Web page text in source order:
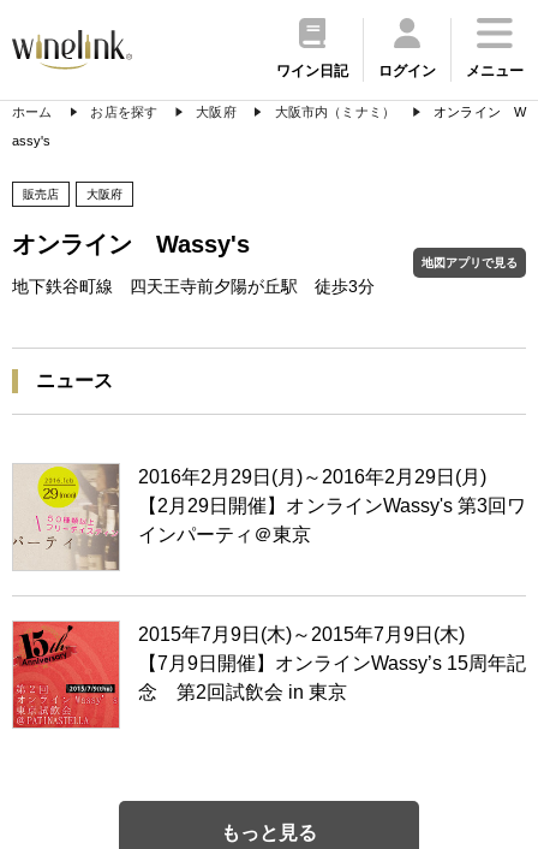
ワイン日記 ログイン メニュー
ホーム お店を探す 大阪府 大阪市内（ミナミ）
オンライン W
assy's
販売店 大阪府
オンライン Wassy's
地下鉄谷町線 四天王寺前夕陽が丘駅 徒歩3分
地図アプリで見る
ニュース
2016年2月29日(月)～2016年2月29日(月)
【2月29日開催】オンラインWassy's 第3回ワ
インパーティ＠東京
2015年7月9日(木)～2015年7月9日(木)
【7月9日開催】オンラインWassy’s 15周年記
念 第2回試飲会 in 東京
もっと見る